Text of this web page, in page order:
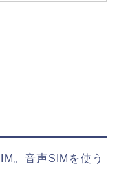
。音声SIMを使う